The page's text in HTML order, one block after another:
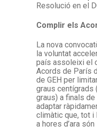
Resolució en el
Complir els
La nova
la voluntat
país assoleixi el
Acords de París
de GEH per
graus centígrads
graus) a finals
adaptar
climàtic que, tot i
a hores d’ara